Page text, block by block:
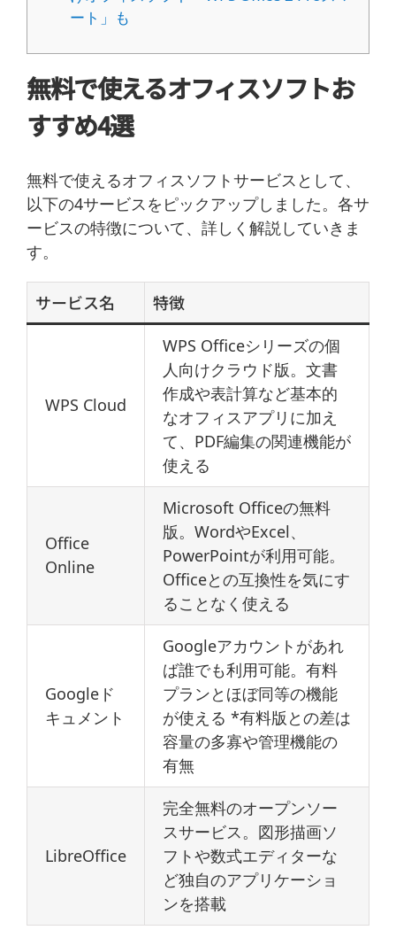
ート」も
無料で使えるオフィスソフトお
すすめ4選
無料で使えるオフィスソフトサービスとして、
以下の4サービスをピックアップしました。各サ
ービスの特徴について、詳しく解説していきま
す。
サービス名 特徴
WPS Cloud
WPS Officeシリーズの個
人向けクラウド版。文書
作成や表計算など基本的
なオフィスアプリに加え
て、PDF編集の関連機能が
使える
Office
Online
Microsoft Officeの無料
版。WordやExcel、
PowerPointが利用可能。
Officeとの互換性を気にす
ることなく使える
Googleド
キュメント
Googleアカウントがあれ
ば誰でも利用可能。有料
プランとほぼ同等の機能
が使える *有料版との差は
容量の多寡や管理機能の
有無
LibreOffice
完全無料のオープンソー
スサービス。図形描画ソ
フトや数式エディターな
ど独自のアプリケーショ
ンを搭載